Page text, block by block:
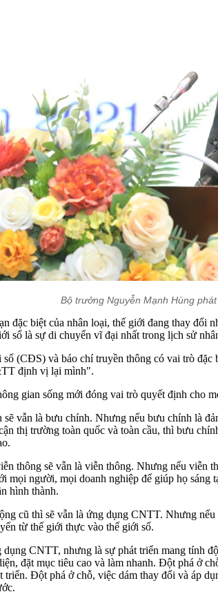
Bộ trưởng Nguyễn Mạnh Hùng
đặc biệt của nhân loại, thế giới đang thay
số là sự di chuyển vĩ đại nhất trong lịch sử
(CĐS) và báo chí truyền thông có vai trò
định vị lại mình".
gian sống mới đóng vai trò quyết định cho
vẫn là bưu chính. Nhưng nếu bưu chính là
thị trường toàn quốc và toàn cầu, thì bưu
thông sẽ vẫn là viễn thông. Nhưng nếu
người, mọi doanh nghiệp để giúp họ sáng
hình thành.
cũ thì sẽ vẫn là ứng dụng CNTT. Nhưng
từ thế giới thực vào thế giới số.
CNTT, nhưng là sự phát triển mang tính
đặt mục tiêu cao và làm nhanh. Đột phá ở
Đột phá ở chỗ, việc dám thay đổi và áp